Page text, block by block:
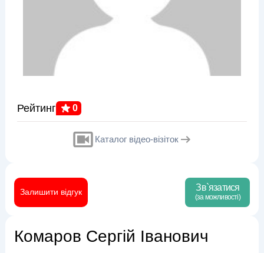
Рейтинг 0
Каталог відео-візіток
Залишити відгук Зв`язатися
(за можливості)
Комаров Сергій Іванович